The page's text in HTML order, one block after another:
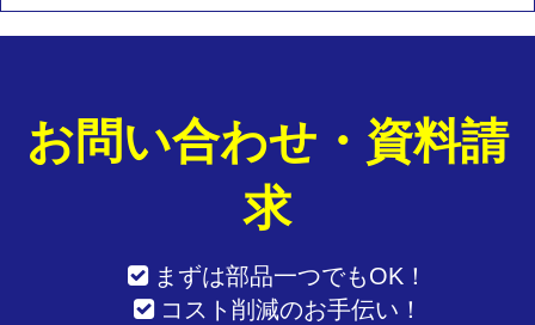
お問い合わせ・資料請
求
まずは部品一つでもOK！
コスト削減のお手伝い！